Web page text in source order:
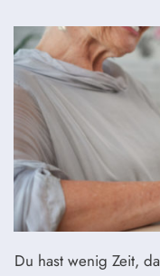
Du hast wenig Zeit,